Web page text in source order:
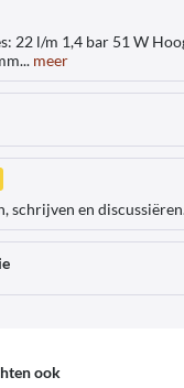
22 l/m 1,4 bar 51 W
meer
schrijven en
ook